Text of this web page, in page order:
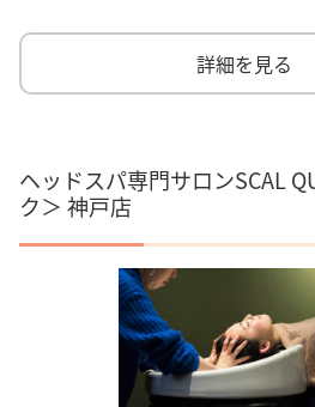
詳細を見る
ヘッドスパ専門サロンSCAL
ク＞ 神戸店